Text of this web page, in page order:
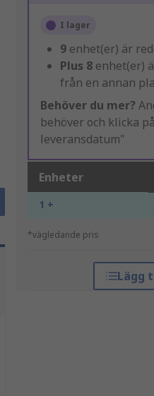
I lager
9 enhet(er) är
Plus 8 enhet(er)
från en annan
Behöver du mer?
behöver och klicka
leveransdatum"
Enheter
1 +
*vägledande pris
Lägg